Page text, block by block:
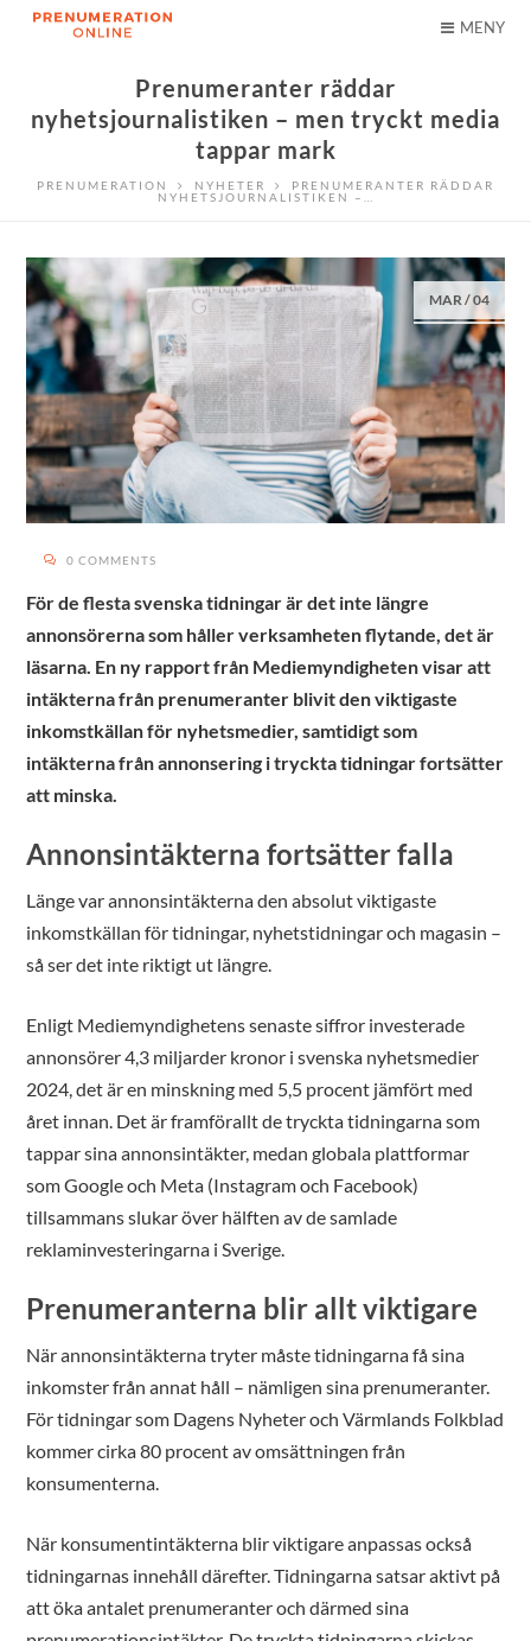
MENY
Prenumeranter räddar
nyhetsjournalistiken – men tryckt media
tappar mark
PRENUMERATION NYHETER
PRENUMERANTER RÄDDAR
NYHETSJOURNALISTIKEN –…
MAR/04
0 COMMENTS
För de flesta svenska tidningar är det inte längre
annonsörerna som håller verksamheten flytande, det är
läsarna. En ny rapport från Mediemyndigheten visar att
intäkterna från prenumeranter blivit den viktigaste
inkomstkällan för nyhetsmedier, samtidigt som
intäkterna från annonsering i tryckta tidningar fortsätter
att minska.
Annonsintäkterna fortsätter falla
Länge var annonsintäkterna den absolut viktigaste
inkomstkällan för tidningar, nyhetstidningar och magasin –
så ser det inte riktigt ut längre.
Enligt Mediemyndighetens senaste siffror investerade
annonsörer 4,3 miljarder kronor i svenska nyhetsmedier
2024, det är en minskning med 5,5 procent jämfört med
året innan. Det är framförallt de tryckta tidningarna som
tappar sina annonsintäkter, medan globala plattformar
som Google och Meta (Instagram och Facebook)
tillsammans slukar över hälften av de samlade
reklaminvesteringarna i Sverige.
Prenumeranterna blir allt viktigare
När annonsintäkterna tryter måste tidningarna få sina
inkomster från annat håll – nämligen sina prenumeranter.
För tidningar som Dagens Nyheter och Värmlands Folkblad
kommer cirka 80 procent av omsättningen från
konsumenterna.
När konsumentintäkterna blir viktigare anpassas också
tidningarnas innehåll därefter. Tidningarna satsar aktivt på
att öka antalet prenumeranter och därmed sina